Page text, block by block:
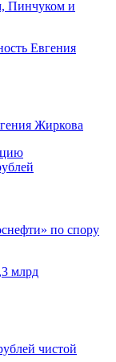
Пинчуком и
Жиркова
по спору
чистой